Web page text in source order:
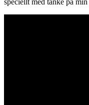
speciellt med tanke på